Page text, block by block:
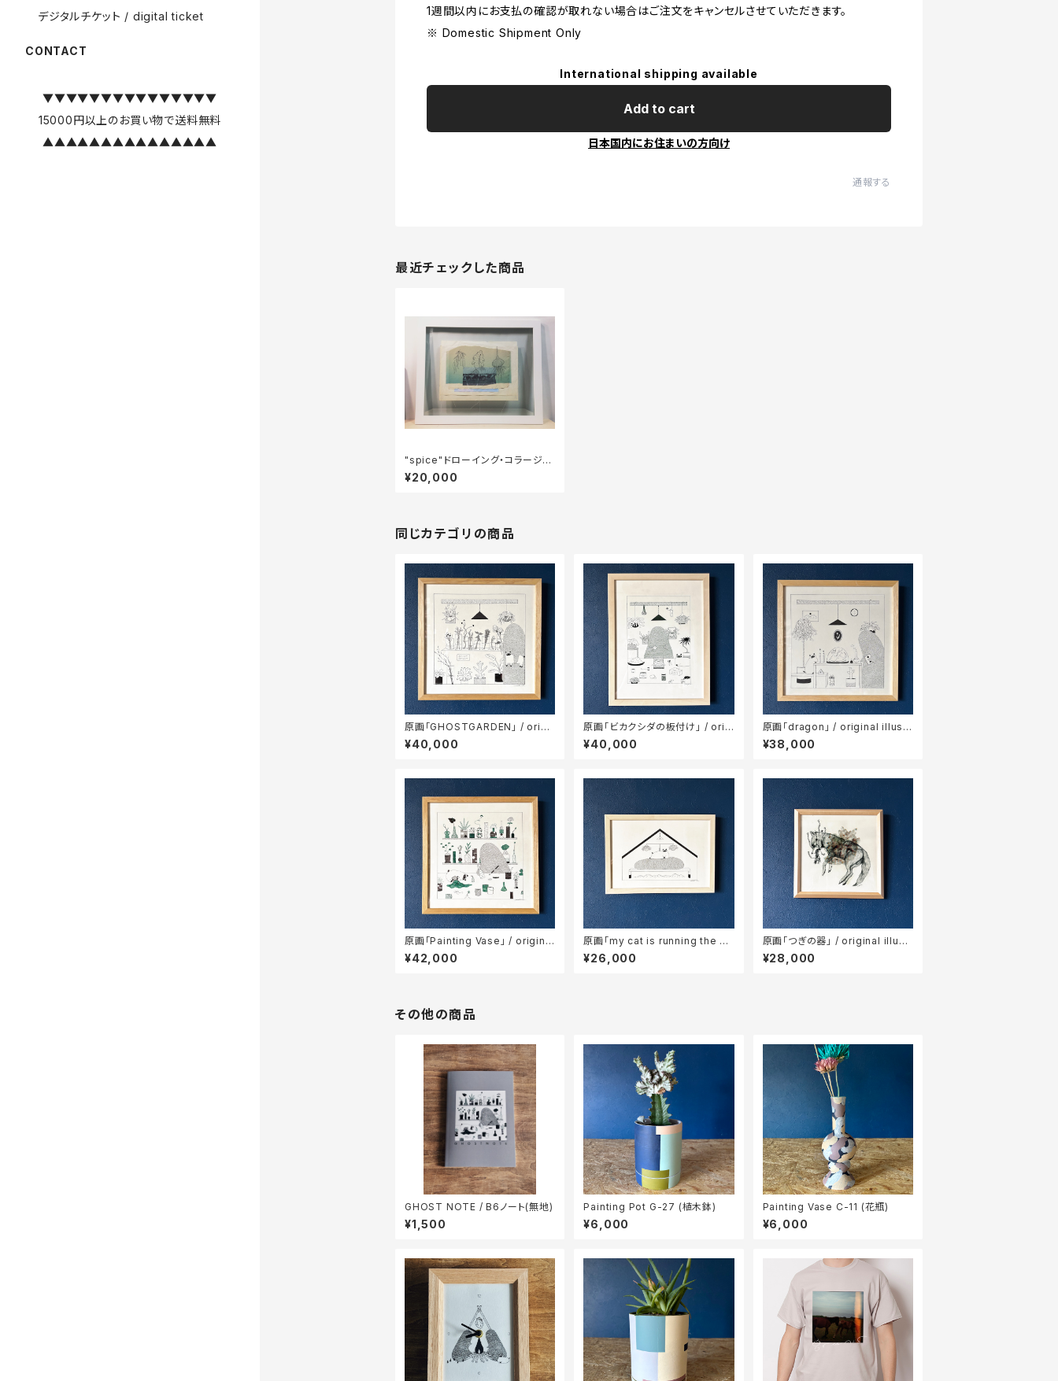
1週間以内にお支払の確認が取れない場合はご注文をキャンセルさせていただきます。
※ Domestic Shipment Only
International shipping available
Add to cart
日本国内にお住まいの方向け
通報する
最近チェックした商品
"spice"ドローイング・コラージュ
原画
¥20,000
同じカテゴリの商品
原画「GHOSTGARDEN」 / origi
nal illustration
¥40,000
原画「ビカクシダの板付け」 / orig
inal illustration
¥40,000
原画「dragon」 / original illustr
ation
¥38,000
原画「Painting Vase」 / original
illustration
¥42,000
原画「my cat is running the ho
use」 / original illustration
¥26,000
原画「つぎの器」 / original illustr
ation
¥28,000
その他の商品
GHOST NOTE / B6ノート(無地)
¥1,500
Painting Pot G-27 (植木鉢)
¥6,000
Painting Vase C-11 (花瓶)
¥6,000
デジタルチケット / digital ticket
CONTACT
▼▼▼▼▼▼▼▼▼▼▼▼▼▼▼
15000円以上のお買い物で送料無料
▲▲▲▲▲▲▲▲▲▲▲▲▲▲▲